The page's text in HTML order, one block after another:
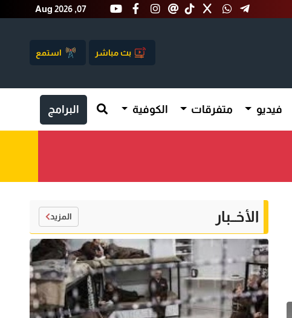
Aug 2026 ,07
بث مباشر استمع
فيديو متفرقات الكوفية البرامج
الأخــبار المزيد